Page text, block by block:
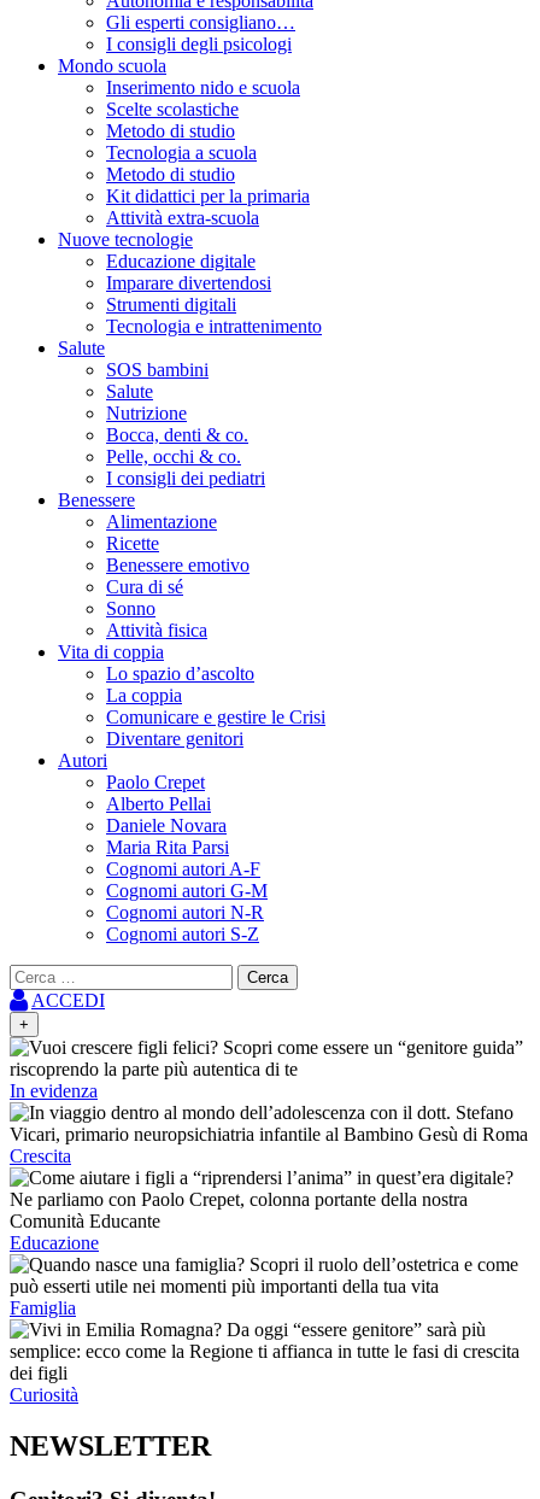
Gli esperti consigliano…
I consigli degli psicologi
Mondo scuola
Inserimento nido e scuola
Scelte scolastiche
Metodo di studio
Tecnologia a scuola
Metodo di studio
Kit didattici per la primaria
Attività extra-scuola
Nuove tecnologie
Educazione digitale
Imparare divertendosi
Strumenti digitali
Tecnologia e intrattenimento
Salute
SOS bambini
Salute
Nutrizione
Bocca, denti & co.
Pelle, occhi & co.
I consigli dei pediatri
Benessere
Alimentazione
Ricette
Benessere emotivo
Cura di sé
Sonno
Attività fisica
Vita di coppia
Lo spazio d’ascolto
La coppia
Comunicare e gestire le Crisi
Diventare genitori
Autori
Paolo Crepet
Alberto Pellai
Daniele Novara
Maria Rita Parsi
Cognomi autori A-F
Cognomi autori G-M
Cognomi autori N-R
Cognomi autori S-Z
Ricerca
per:ACCEDI
+
In evidenza
Crescita
Educazione
Famiglia
Curiosità
NEWSLETTER